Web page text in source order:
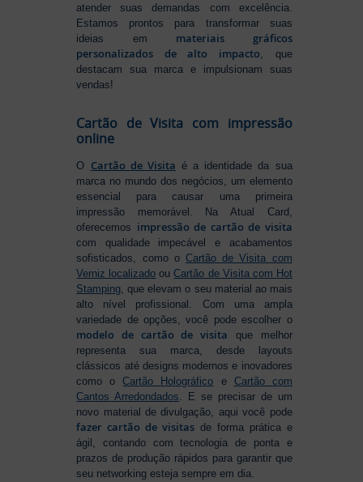
atender suas demandas com excelência.
Estamos prontos para transformar suas
ideias em materiais gráficos
personalizados de alto impacto , que
destacam sua marca e impulsionam suas
vendas!
Cartão de Visita com impressão
online
O Cartão de Visita é a identidade da sua
marca no mundo dos negócios, um elemento
essencial para causar uma primeira
impressão memorável. Na Atual Card,
oferecemos impressão de cartão de visita
com qualidade impecável e acabamentos
sofisticados, como o Cartão de Visita com
Verniz localizado ouCartão de Visita com Hot
Stamping, que elevam o seu material ao mais
alto nível profissional. Com uma ampla
variedade de opções, você pode escolher o
modelo de cartão de visita que melhor
representa sua marca, desde layouts
clássicos até designs modernos e inovadores
como oCartão Holográfico e Cartão com
Cantos Arredondados. E se precisar de um
novo material de divulgação, aqui você pode
fazer cartão de visitas de forma prática e
ágil, contando com tecnologia de ponta e
prazos de produção rápidos para garantir que
seu networking esteja sempre em dia.